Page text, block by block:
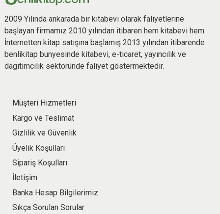
2009 Yılında ankarada bir kitabevi olarak faliyetlerine
başlayan firmamız 2010 yılından itibaren hem kitabevi hem
İnternetten kitap satışına başlamış 2013 yılından itibarende
benlikitap bunyesinde kitabevi, e-ticaret, yayıncılık ve
dagıtımcılık sektöründe faliyet göstermektedir.
Müşteri Hizmetleri
Kargo ve Teslimat
Gizlilik ve Güvenlik
Üyelik Koşulları
Sipariş Koşulları
İletişim
Banka Hesap Bilgilerimiz
Sıkça Sorulan Sorular